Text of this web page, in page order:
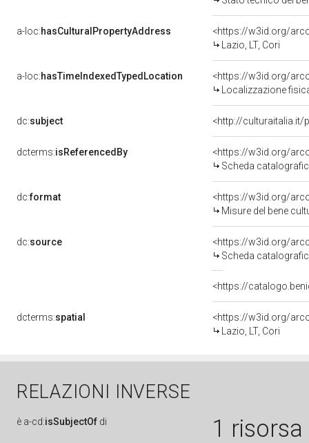
a-loc:hasCulturalPropertyAddress
<https://w3id.org/
Lazio, LT, Cori
a-loc:hasTimeIndexedTypedLocation
<https://w3id.org/
Localizzazione
dc:subject <http://culturaitalia.it/
dcterms:isReferencedBy
<https://w3id.org/
Scheda
dc:format
<https://w3id.org/
Misure del bene
dc:source
<https://w3id.org/
Scheda
<https://
dcterms:spatial
<https://w3id.org/
Lazio, LT, Cori
RELAZIONI INVERSE
è a-cd:isSubjectOf di 1 risorsa